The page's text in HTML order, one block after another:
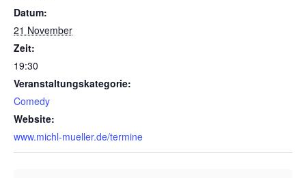
Datum:
21 November
Zeit:
19:30
Veranstaltungskategorie:
Comedy
Website:
www.michl-mueller.de/termine